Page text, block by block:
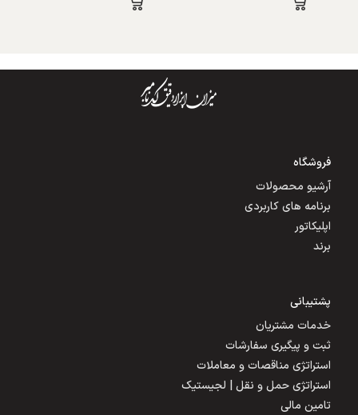
فروشگاه
آرشیو محصولات
برنامه های کاربردی
اپلیکاتور
برند
پشتیبانی
خدمات مشتریان
ثبت و پیگیری سفارشات
استراتژی مناقصات و معاملات
استراتژی حمل و نقل | لجیستیک
تامین مالی